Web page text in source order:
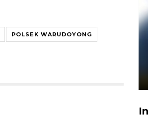
POLSEK WARUDOYONG